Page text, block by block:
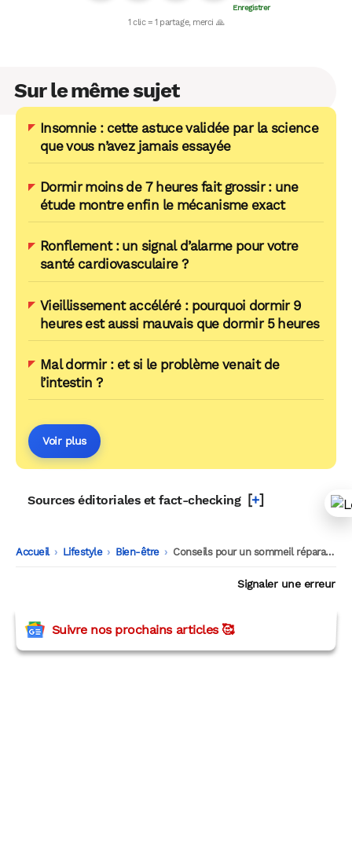
Sur le même sujet
Insomnie : cette astuce validée par la science
que vous n’avez jamais essayée
Dormir moins de 7 heures fait grossir : une
étude montre enfin le mécanisme exact
Ronflement : un signal d’alarme pour votre
santé cardiovasculaire ?
Vieillissement accéléré : pourquoi dormir 9
heures est aussi mauvais que dormir 5 heures
Mal dormir : et si le problème venait de
l’intestin ?
Voir plus
Sources éditoriales et fact-checking [+]
Accueil -
Lifestyle -
Bien-être -
Conseils pour un sommeil réparateur : des basiques au biohacking
Signaler une erreur
Suivre nos prochains articles 🥰